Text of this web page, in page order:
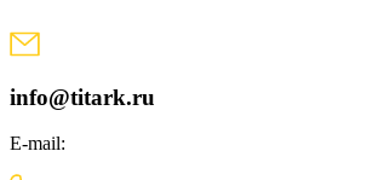
to
content
info@titark.ru
E-mail: